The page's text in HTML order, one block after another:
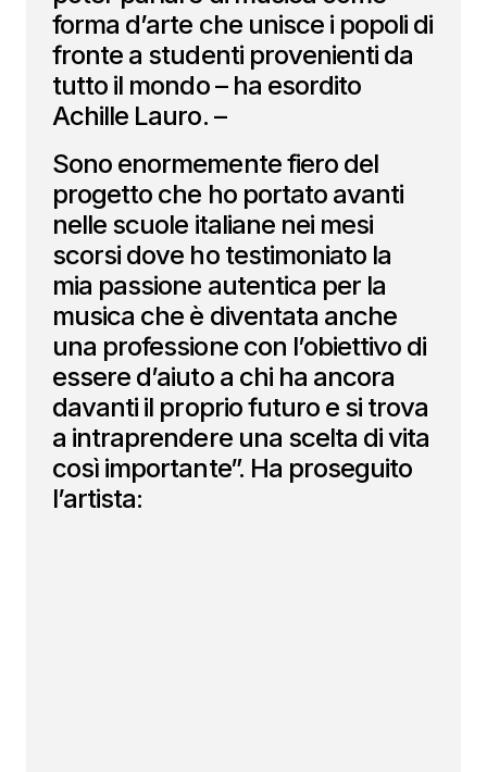
forma d’arte che unisce i popoli di
fronte a studenti provenienti da
tutto il mondo – ha esordito
Achille Lauro. –
Sono enormemente fiero del
progetto che ho portato avanti
nelle scuole italiane nei mesi
scorsi dove ho testimoniato la
mia passione autentica per la
musica che è diventata anche
una professione con l’obiettivo di
essere d’aiuto a chi ha ancora
davanti il proprio futuro e si trova
a intraprendere una scelta di vita
così importante”. Ha proseguito
l’artista: